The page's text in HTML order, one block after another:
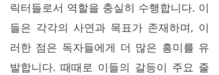
릭터들로서 역할을 충실히 수행합니다. 이
들은 각각의 사연과 목표가 존재하며, 이
러한 점은 독자들에게 더 많은 흥미를 유
발합니다. 때때로 이들의 갈등이 주요 줄